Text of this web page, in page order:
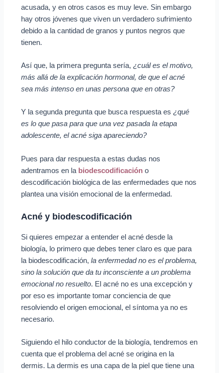
acusada, y en otros casos es muy leve. Sin embargo
hay otros jóvenes que viven un verdadero sufrimiento
debido a la cantidad de granos y puntos negros que
tienen.
Así que, la primera pregunta sería, ¿cuál es el motivo,
más allá de la explicación hormonal, de que el acné
sea más intenso en unas persona que en otras?
Y la segunda pregunta que busca respuesta es ¿qué
es lo que pasa para que una vez pasada la etapa
adolescente, el acné siga apareciendo?
Pues para dar respuesta a estas dudas nos
adentramos en la biodescodificación o
descodificación biológica de las enfermedades que nos
plantea una visión emocional de la enfermedad.
Acné y biodescodificación
Si quieres empezar a entender el acné desde la
biología, lo primero que debes tener claro es que para
la biodescodificación, la enfermedad no es el problema,
sino la solución que da tu inconsciente a un problema
emocional no resuelto. El acné no es una excepción y
por eso es importante tomar conciencia de que
resolviendo el origen emocional, el síntoma ya no es
necesario.
Siguiendo el hilo conductor de la biología, tendremos en
cuenta que el problema del acné se origina en la
dermis. La dermis es una capa de la piel que tiene una